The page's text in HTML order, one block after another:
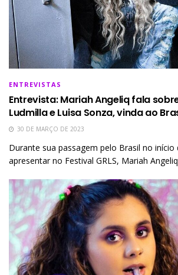
ENTREVISTAS
Entrevista: Mariah Angeliq fala
Ludmilla e Luisa Sonza, vinda ao
30 DE MARÇO DE 2023
Durante sua passagem pelo Brasil no início
apresentar no Festival GRLS, Mariah